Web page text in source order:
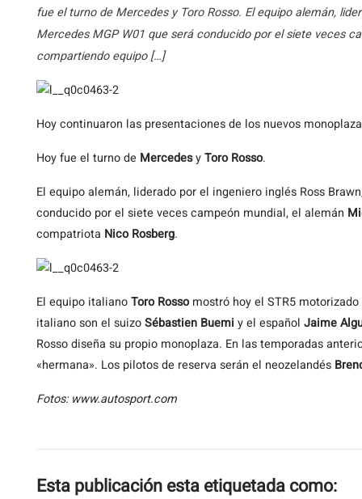
fue el turno de Mercedes y Toro Rosso. El equipo alemán,
Mercedes MGP W01 que será conducido por el siete veces
compartiendo equipo […]
Hoycontinuaron las presentaciones de los nuevos
Hoy fue el turno de MercedesyToro Rosso.
El equipo alemán, liderado por el ingeniero inglés Ross
conducido por el siete veces campeón mundial, el alemán
compatriota Nico Rosberg.
El equipo italianoToro Rossomostró hoy el STR5
italiano son el suizoSébastien Buemi y el español Jaime
Rosso diseña su propio monoplaza. En las temporadas
«hermana». Los pilotos de reserva serán el neozelandés
Fotos: www.autosport.com
Esta publicación esta etiquetada como: